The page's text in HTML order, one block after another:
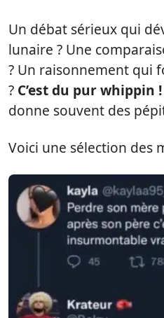
Un débat sérieux qui
lunaire ? Une
? Un raisonnement qui
? C’est du pur whippin !
donne souvent des
Voici une sélection des